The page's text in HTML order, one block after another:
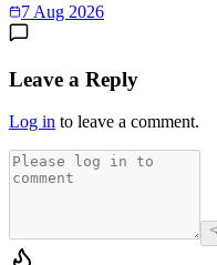
7 Aug 2026
Leave a Reply
Log in to leave a comment.